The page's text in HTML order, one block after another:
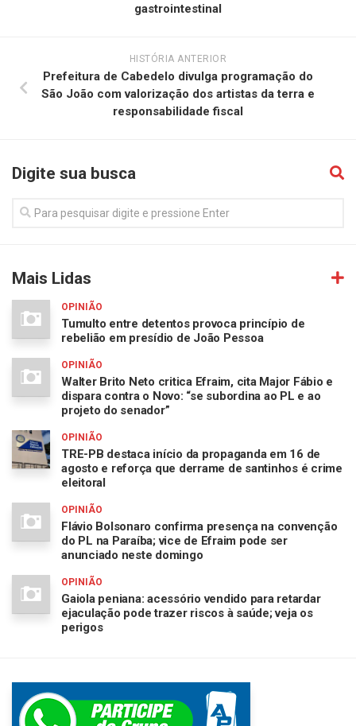
gastrointestinal
HISTÓRIA ANTERIOR
Prefeitura de Cabedelo divulga programação do
São João com valorização dos artistas da terra e
responsabilidade fiscal
Digite sua busca
Mais Lidas
OPINIÃO
Tumulto entre detentos provoca princípio de
rebelião em presídio de João Pessoa
OPINIÃO
Walter Brito Neto critica Efraim, cita Major Fábio e
dispara contra o Novo: “se subordina ao PL e ao
projeto do senador”
OPINIÃO
TRE-PB destaca início da propaganda em 16 de
agosto e reforça que derrame de santinhos é crime
eleitoral
OPINIÃO
Flávio Bolsonaro confirma presença na convenção
do PL na Paraíba; vice de Efraim pode ser
anunciado neste domingo
OPINIÃO
Gaiola peniana: acessório vendido para retardar
ejaculação pode trazer riscos à saúde; veja os
perigos